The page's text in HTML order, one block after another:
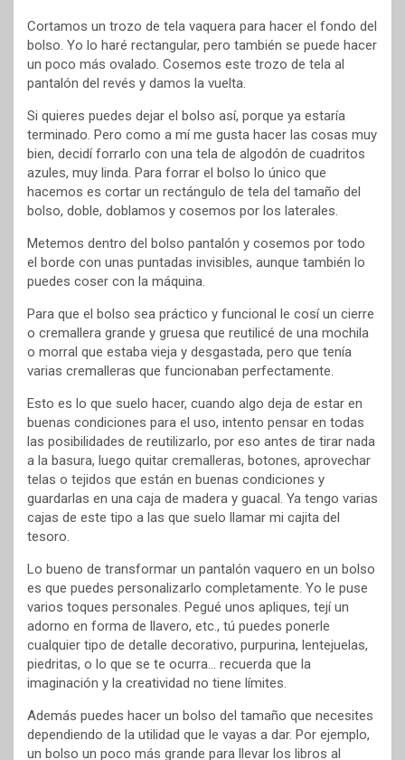
Cortamos un trozo de tela vaquera para hacer el fondo del
bolso. Yo lo haré rectangular, pero también se puede hacer
un poco más ovalado. Cosemos este trozo de tela al
pantalón del revés y damos la vuelta.
Si quieres puedes dejar el bolso así, porque ya estaría
terminado. Pero como a mí me gusta hacer las cosas muy
bien, decidí forrarlo con una tela de algodón de cuadritos
azules, muy linda. Para forrar el bolso lo único que
hacemos es cortar un rectángulo de tela del tamaño del
bolso, doble, doblamos y cosemos por los laterales.
Metemos dentro del bolso pantalón y cosemos por todo
el borde con unas puntadas invisibles, aunque también lo
puedes coser con la máquina.
Para que el bolso sea práctico y funcional le cosí un cierre
o cremallera grande y gruesa que reutilicé de una mochila
o morral que estaba vieja y desgastada, pero que tenía
varias cremalleras que funcionaban perfectamente.
Esto es lo que suelo hacer, cuando algo deja de estar en
buenas condiciones para el uso, intento pensar en todas
las posibilidades de reutilizarlo, por eso antes de tirar nada
a la basura, luego quitar cremalleras, botones, aprovechar
telas o tejidos que están en buenas condiciones y
guardarlas en una caja de madera y guacal. Ya tengo varias
cajas de este tipo a las que suelo llamar mi cajita del
tesoro.
Lo bueno de transformar un pantalón vaquero en un bolso
es que puedes personalizarlo completamente. Yo le puse
varios toques personales. Pegué unos apliques, tejí un
adorno en forma de llavero, etc., tú puedes ponerle
cualquier tipo de detalle decorativo, purpurina, lentejuelas,
piedritas, o lo que se te ocurra… recuerda que la
imaginación y la creatividad no tiene límites.
Además puedes hacer un bolso del tamaño que necesites
dependiendo de la utilidad que le vayas a dar. Por ejemplo,
un bolso un poco más grande para llevar los libros al